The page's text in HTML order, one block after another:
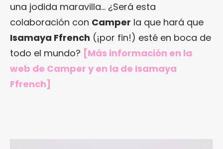
una jodida maravilla… ¿Será esta
colaboración con Camper la que hará que
Isamaya Ffrench (¡por fin!) esté en boca de
todo el mundo? [Más información en la
web de Camper y en la de Isamaya
Ffrench]